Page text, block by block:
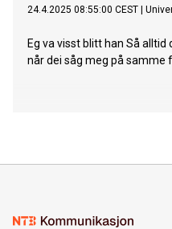
24.4.2025 08:55:00 CEST
Eg va visst blitt han Så
når dei såg meg på samme